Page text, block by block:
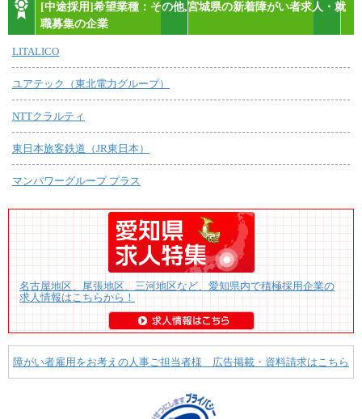
[中途採用]希望業種：その他,宮城県の新着障がい者求人・就
職募集の企業
LITALICO
ユアテック（東北電力グループ）
NTTクラルティ
東日本旅客鉄道（JR東日本）
マンパワーグループ プラス
名古屋地区、尾張地区、三河地区など、愛知県内で積極採用企業の
求人情報はこちらから！
障がい者雇用をお考えの人事ご担当者様 広告掲載・資料請求はこちら